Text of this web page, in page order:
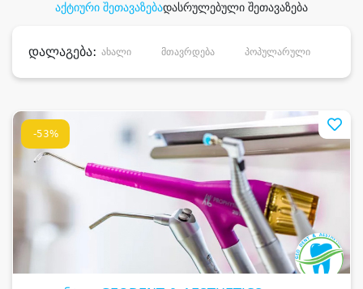
აქტიური შეთავაზებადასრულებული შეთავაზება
დალაგება: ახალი მთავრდება პოპულარული
-53%